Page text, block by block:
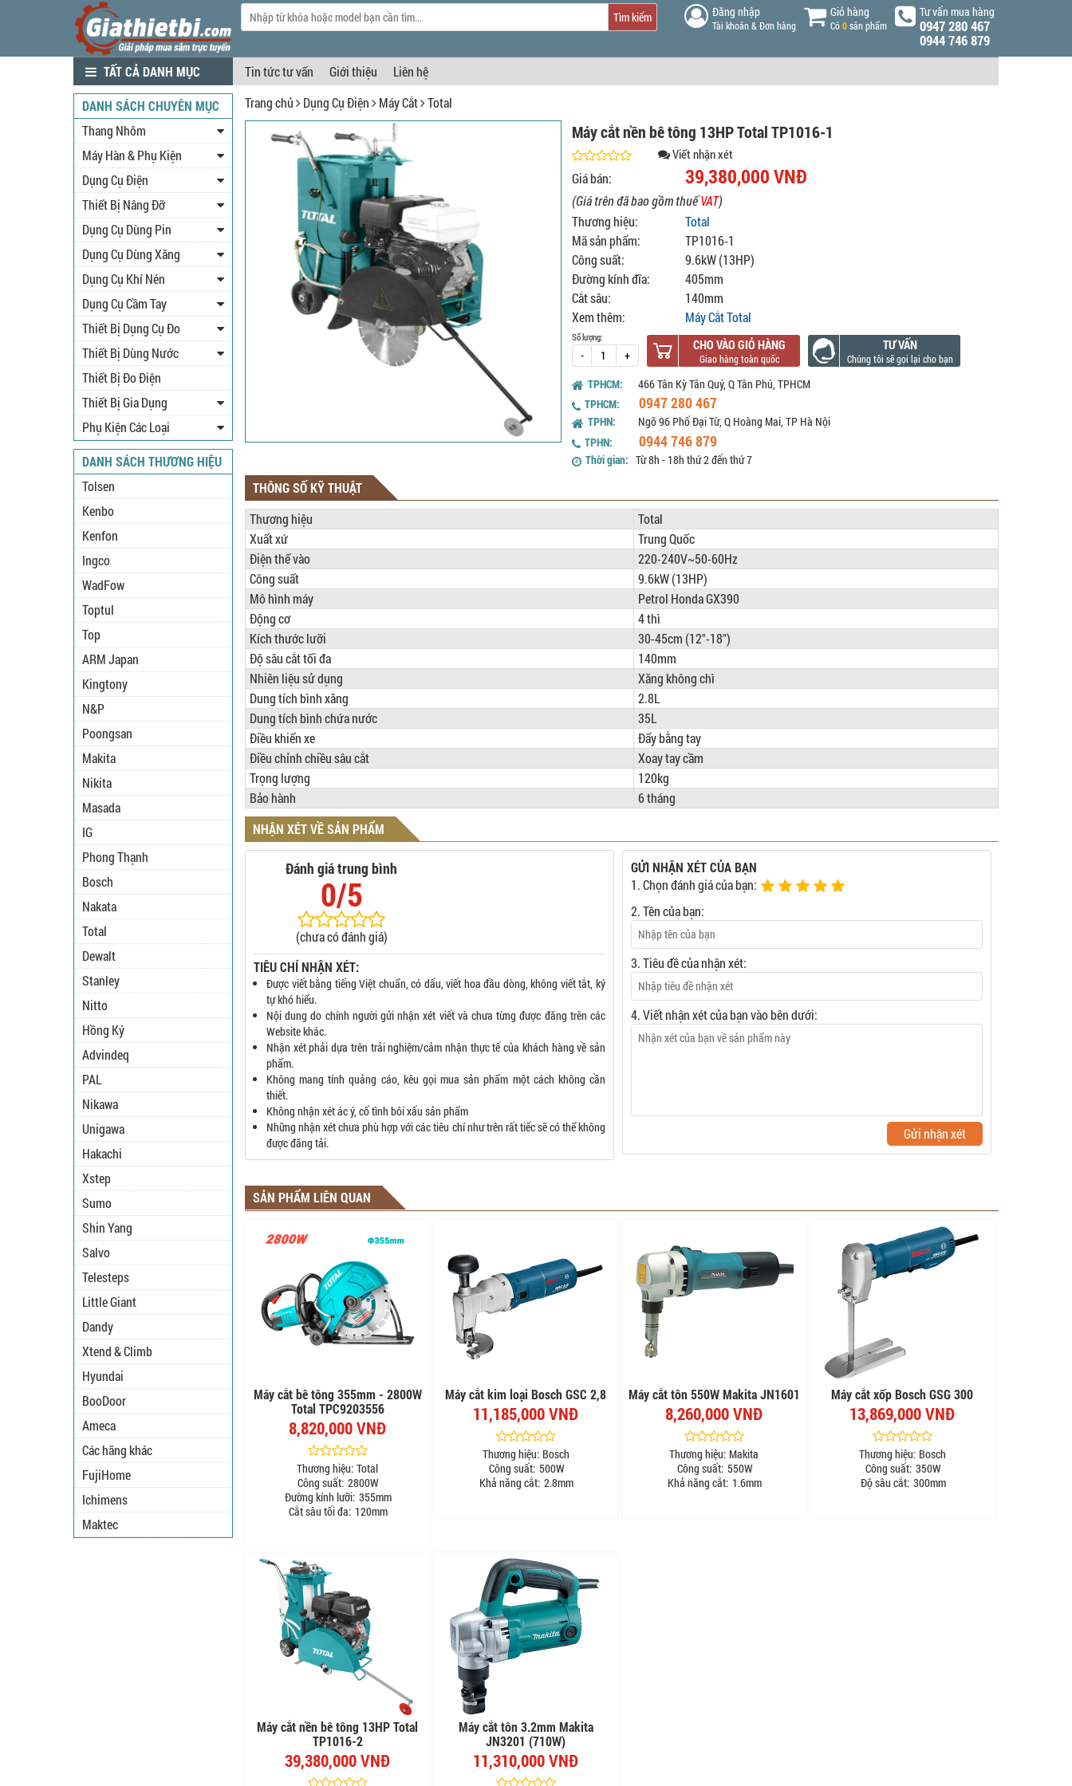
Tìm kiếm Đăng nhập
Tài khoản & Đơn hàng
Giỏ hàng
Có0sản phẩm
Tư vấn mua hàng
0947 280 467
0944 746 879
TẤT CẢ DANH MỤC Tin tức tư vấn Giới thiệu
Liên hệ
Trang chủ
Dụng Cụ Điện Máy Cắt Total
Máy cắt nền bê tông 13HP Total TP1016-1
Viết nhận xét
Giá bán: 39,380,000 VNĐ
(Giá trên đã bao gồm thuếVAT)
Thương hiệu:
Total
Mã sản phẩm:
TP1016-1
Công suất:
9.6kW (13HP)
Đường kính đĩa:
405mm
Cắt sâu:
140mm
Xem thêm:
Máy Cắt Total
Số lượng:
- +
CHO VÀO GIỎ HÀNG TƯ VẤN
TPHCM:
466 Tân Kỳ Tân Quý, Q Tân Phú, TPHCM
TPHCM:
0947 280 467
TPHN:
Ngõ 96 Phố Đại Từ, Q Hoàng Mai, TP Hà Nội
TPHN:
0944 746 879
Thời gian: Từ 8h - 18h thứ 2 đến thứ 7
THÔNG SỐ KỸ THUẬT
Thương hiệu
Total
Xuất xứ
Trung Quốc
Điện thế vào
220-240V~50-60Hz
Công suất
9.6kW (13HP)
Mô hình máy
Petrol Honda GX390
Động cơ
4 thì
Kích thước lưỡi
30-45cm (12"-18")
Độ sâu cắt tối đa
140mm
Nhiên liệu sử dụng
Xăng không chì
Dung tích bình xăng
2.8L
Dung tích bình chứa nước
35L
Điều khiển xe
Đẩy bằng tay
Điều chỉnh chiều sâu cắt
Xoay tay cầm
Trọng lượng
120kg
Bảo hành
6 tháng
NHẬN XÉT VỀ SẢN PHẨM
Đánh giá trung bình
0/5
(chưa có đánh giá)
TIÊU CHÍ NHẬN XÉT:
Được viết bằng tiếng Việt chuẩn, có dấu, viết hoa đầu dòng, không viết tắt, ký
tự khó hiểu.
Nội dung do chính người gửi nhận xét viết và chưa từng được đăng trên các
Website khác.
Nhận xét phải dựa trên trải nghiệm/cảm nhận thực tế của khách hàng về sản
phẩm.
Không mang tính quảng cáo, kêu gọi mua sản phẩm một cách không cần
thiết.
Không nhận xét ác ý, cố tình bôi xấu sản phẩm
Những nhận xét chưa phù hợp với các tiêu chí như trên rất tiếc sẽ có thể không
được đăng tải.
GỬI NHẬN XÉT CỦA BẠN
1. Chọn đánh giá của bạn:
2. Tên của bạn:
3. Tiêu đề của nhận xét:
4. Viết nhận xét của bạn vào bên dưới:
Gửi nhận xét
SẢN PHẨM LIÊN QUAN
Máy cắt bê tông 355mm - 2800W
Total TPC9203556
8,820,000 VNĐ
Thương hiệu: Total
Công suất: 2800W
Đường kính lưỡi: 355mm
Cắt sâu tối đa: 120mm
Máy cắt kim loại Bosch GSC 2,8
11,185,000 VNĐ
Thương hiệu: Bosch
Công suất: 500W
Khả năng cắt: 2.8mm
Máy cắt tôn 550W Makita JN1601
8,260,000 VNĐ
Thương hiệu: Makita
Công suất: 550W
Khả năng cắt: 1.6mm
Máy cắt xốp Bosch GSG 300
13,869,000 VNĐ
Thương hiệu: Bosch
Công suất: 350W
Độ sâu cắt: 300mm
Máy cắt nền bê tông 13HP Total
TP1016-2
39,380,000 VNĐ
Máy cắt tôn 3.2mm Makita
JN3201 (710W)
11,310,000 VNĐ
DANH SÁCH CHUYÊN MỤC
Thang Nhôm
Máy Hàn & Phụ Kiện
Dụng Cụ Điện
Thiết Bị Nâng Đỡ
Dụng Cụ Dùng Pin
Dụng Cụ Dùng Xăng
Dụng Cụ Khí Nén
Dụng Cụ Cầm Tay
Thiết Bị Dụng Cụ Đo
Thiết Bị Dùng Nước
Thiết Bị Đo Điện
Thiết Bị Gia Dụng
Phụ Kiện Các Loại
DANH SÁCH THƯƠNG HIỆU
Tolsen
Kenbo
Kenfon
Ingco
WadFow
Toptul
Top
ARM Japan
Kingtony
N&P
Poongsan
Makita
Nikita
Masada
IG
Phong Thạnh
Bosch
Nakata
Total
Dewalt
Stanley
Nitto
Hồng Ký
Advindeq
PAL
Nikawa
Unigawa
Hakachi
Xstep
Sumo
Shin Yang
Salvo
Telesteps
Little Giant
Dandy
Xtend & Climb
Hyundai
BooDoor
Ameca
Các hãng khác
FujiHome
Ichimens
Maktec